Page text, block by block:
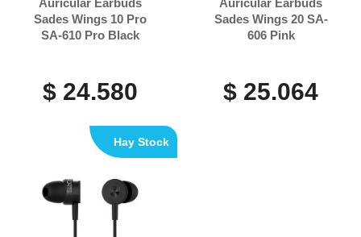
Auricular Earbuds
Sades Wings 10 Pro
SA-610 Pro Black
$ 24.580
Auricular Earbuds
Sades Wings 20 SA-
606 Pink
$ 25.064
Hay Stock